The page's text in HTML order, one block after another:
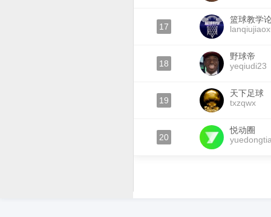
17
篮球教学
18
野球帝
yeqiudi23
19
天下足球
txzqwx
20
悦动圈